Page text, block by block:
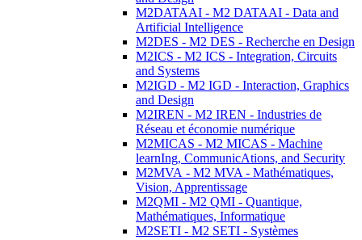
M2DATAAI - M2 DATAAI - Data and
Artificial Intelligence
M2DES - M2 DES - Recherche en Design
M2ICS - M2 ICS - Integration, Circuits
and Systems
M2IGD - M2 IGD - Interaction, Graphics
and Design
M2IREN - M2 IREN - Industries de
Réseau et économie numérique
M2MICAS - M2 MICAS - Machine
learnIng, CommunicAtions, and Security
M2MVA - M2 MVA - Mathématiques,
Vision, Apprentissage
M2QMI - M2 QMI - Quantique,
Mathématiques, Informatique
M2SETI - M2 SETI - Systèmes